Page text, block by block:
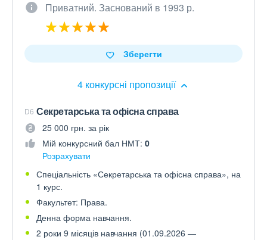
Приватний. Заснований в 1993 р.
4 конкурсні пропозиції
Зберегти
D6 Секретарська та офісна справа
25 000 грн. за рік
Мій конкурсний бал НМТ: 0
Розрахувати
Спеціальність «Секретарська та офісна справа», на
1 курс.
Факультет: Права.
Денна форма навчання.
2 роки 9 місяців навчання (01.09.2026 —